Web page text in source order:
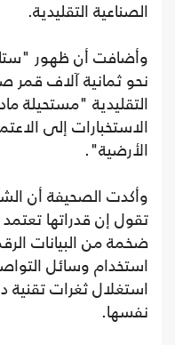
الصناعية التقليدية.
وأضافت أن ظهور
نحو ثمانية آلاف قمر
التقليدية "مستحيلة
الاستخبارات إلى
الأرضية".
وأكدت الصحيفة أن
تقول إن قدراتها
ضخمة من البيانات
استخدام وسائل
استغلال ثغرات
نفسها.